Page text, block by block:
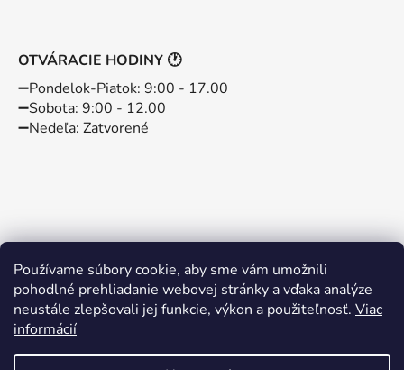
Používame súbory cookie, aby sme vám umožnili
pohodlné prehliadanie webovej stránky a vďaka analýze
neustále zlepšovali jej funkcie, výkon a použiteľnosť. Viac
informácií
OTVÁRACIE HODINY 🕐
➖️Pondelok-Piatok: 9:00 - 17.00
➖️Sobota: 9:00 - 12.00
➖️Nedeľa: Zatvorené
Instagram Facebook